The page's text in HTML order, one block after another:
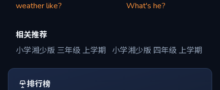
weather like?
What's he?
相关推荐
小学湘少版 三年级 上学期
小学湘少版 四年级 上学期
排行榜